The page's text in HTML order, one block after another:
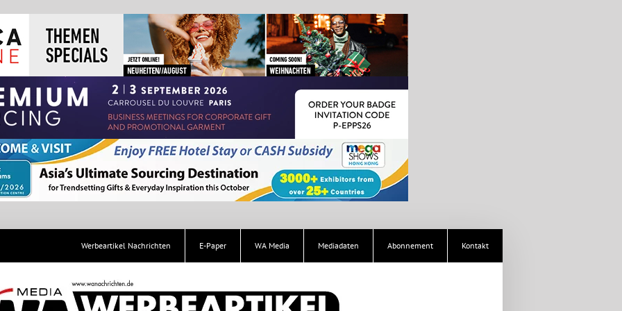
Werbeartikel Nachrichten E-Paper WA Media Mediadaten Abonnement Kontakt